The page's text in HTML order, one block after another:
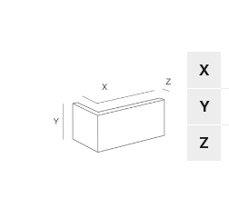
X
Y
Z